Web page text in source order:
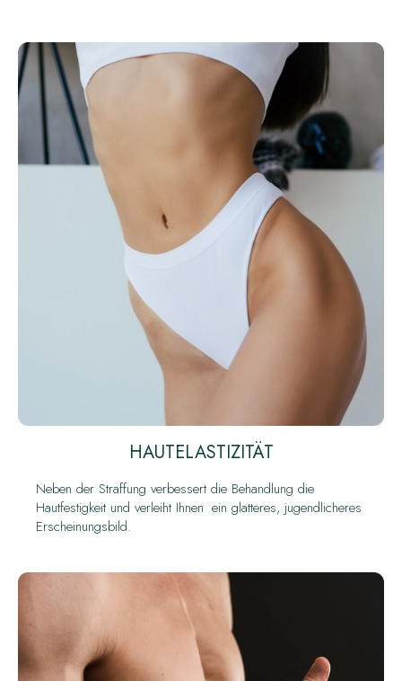
HAUTELASTIZITÄT
Neben der Straffung verbessert die Behandlung die
Hautfestigkeit und verleiht Ihnen ein glatteres, jugendlicheres
Erscheinungsbild.